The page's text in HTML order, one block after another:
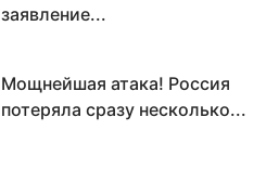
заявление...
Мощнейшая атака! Россия
потеряла сразу несколько...